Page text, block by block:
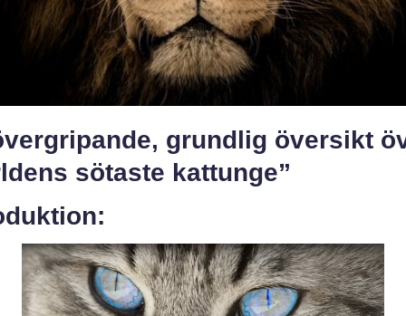
grundlig översikt
sötaste kattunge”